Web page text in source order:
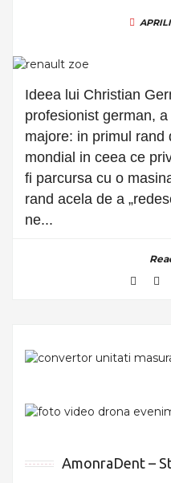
Ideea lui Christian
profesionist german,
majore: in primul rand
mondial in ceea ce
fi parcursa cu o
rand acela de a
ne...
AmonraDent –